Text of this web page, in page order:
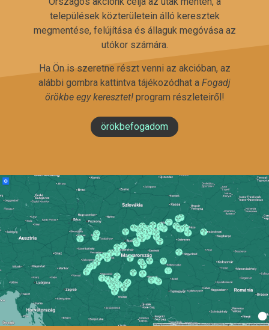
települések közterületein álló keresztek
megmentése, felújítása és állaguk megóvása az
utókor számára.
Ha Ön is szeretne részt venni az akcióban, az
alábbi gombra kattintva tájékozódhat a Fogadj
örökbe egy keresztet!program részleteiről!
örökbefogadom